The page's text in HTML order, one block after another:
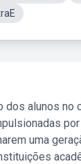
alunos
uma